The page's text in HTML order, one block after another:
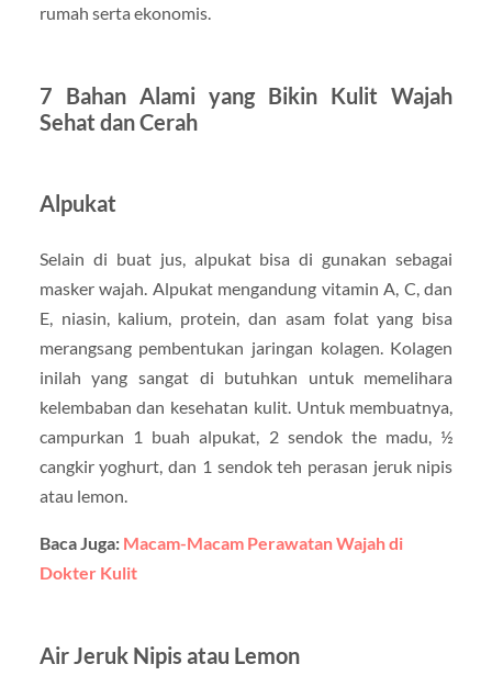
rumah serta ekonomis.
7 Bahan Alami yang Bikin Kulit Wajah
Sehat dan Cerah
Alpukat
Selain di buat jus, alpukat bisa di gunakan sebagai
masker wajah. Alpukat mengandung vitamin A, C, dan
E, niasin, kalium, protein, dan asam folat yang bisa
merangsang pembentukan jaringan kolagen. Kolagen
inilah yang sangat di butuhkan untuk memelihara
kelembaban dan kesehatan kulit. Untuk membuatnya,
campurkan 1 buah alpukat, 2 sendok the madu, ½
cangkir yoghurt, dan 1 sendok teh perasan jeruk nipis
atau lemon.
Baca Juga: Macam-Macam Perawatan Wajah di
Dokter Kulit
Air Jeruk Nipis atau Lemon